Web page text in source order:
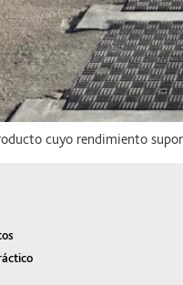
cuyo rendimiento